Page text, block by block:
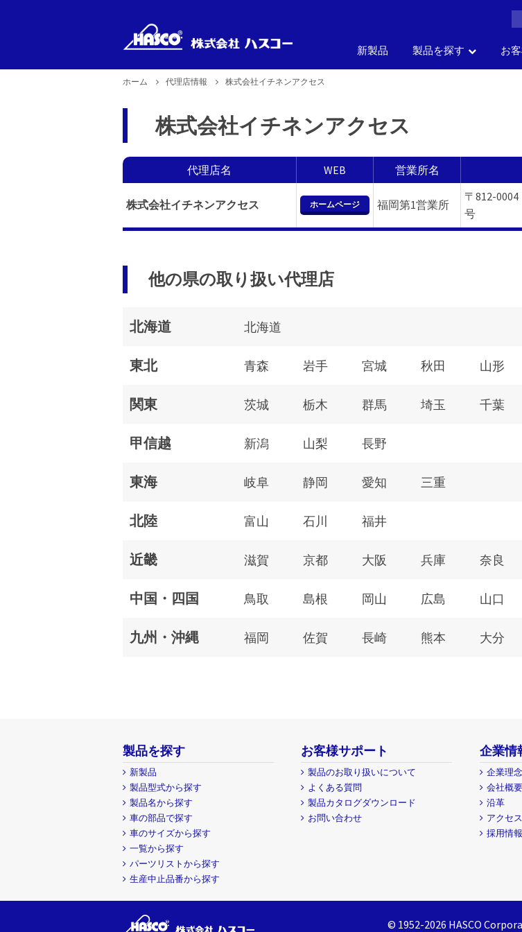
新製品 製品を探す
新製品
2026年6月29日更新
製品型式
で探す
製品名
で探す で探す
お
製品のお取り扱い よくある質問
企業理念 会社概要
ホーム 代理店情報 株式会社イチネンアクセス
株式会社イチネンアクセス
代理店名 WEB 営業所名
株式会社イチネンアクセス ホームページ 福岡第1営業所
〒812-
号
他の県の取り扱い代理店
北海道 北海道
東北 青森 岩手 宮城 秋田 山形
関東 茨城 栃木 群馬 埼玉 千葉
甲信越 新潟 山梨 長野
東海 岐阜 静岡 愛知 三重
北陸 富山 石川 福井
近畿 滋賀 京都 大阪 兵庫 奈良
中国・四国 鳥取 島根 岡山 広島 山口
九州・沖縄 福岡 佐賀 長崎 熊本 大分
製品を探す
新製品
製品型式から探す
製品名から探す
車の部品で探す
車のサイズから探す
一覧から探す
パーツリストから探す
生産中止品番から探す
お客様サポート
製品のお取り扱いについて
よくある質問
製品カタログダウンロード
お問い合わせ
企業情
企業理念
会社概要
沿革
アクセス
採用情報
© 1952-2026 HASCO